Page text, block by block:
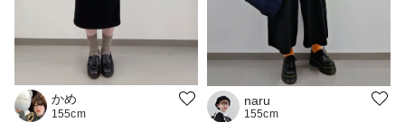
かめ
155cm
naru
155cm